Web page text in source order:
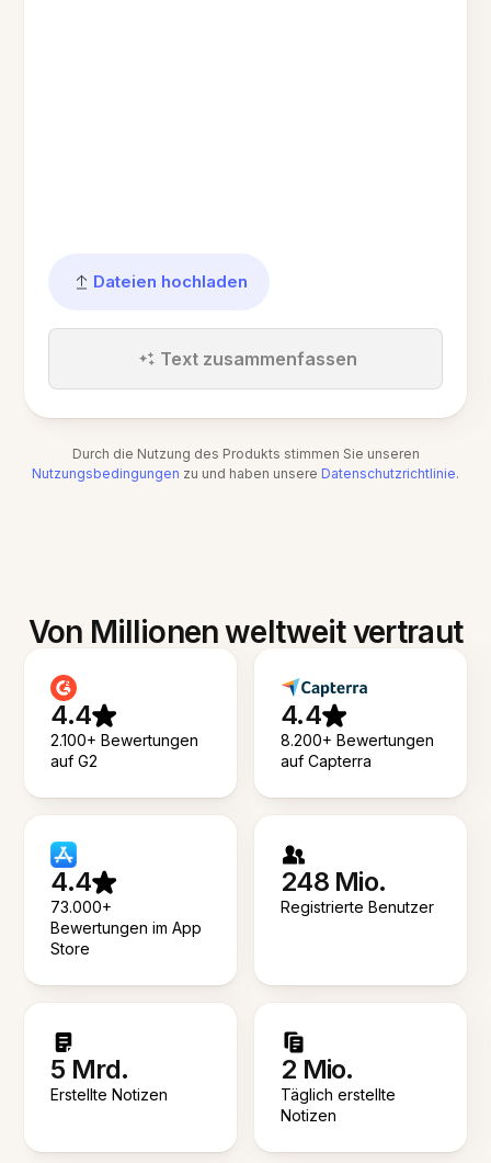
Dateien hochladen
Text zusammenfassen
Durch die Nutzung des Produkts stimmen Sie unseren
Nutzungsbedingungen zu und haben unsere Datenschutzrichtlinie.
Von Millionen weltweit vertraut
4.4
2.100+ Bewertungen
auf G2
4.4
8.200+ Bewertungen
auf Capterra
4.4
73.000+
Bewertungen im App
Store
248 Mio.
Registrierte Benutzer
5 Mrd.
Erstellte Notizen
2 Mio.
Täglich erstellte
Notizen